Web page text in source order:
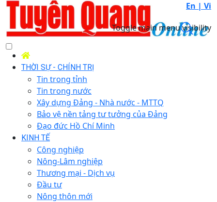
En | Vi
Toggle main menu visibility
THỜI SỰ - CHÍNH TRỊ
Tin trong tỉnh
Tin trong nước
Xây dựng Đảng - Nhà nước - MTTQ
Bảo vệ nền tảng tư tưởng của Đảng
Đạo đức Hồ Chí Minh
KINH TẾ
Công nghiệp
Nông-Lâm nghiệp
Thương mại - Dịch vụ
Đầu tư
Nông thôn mới